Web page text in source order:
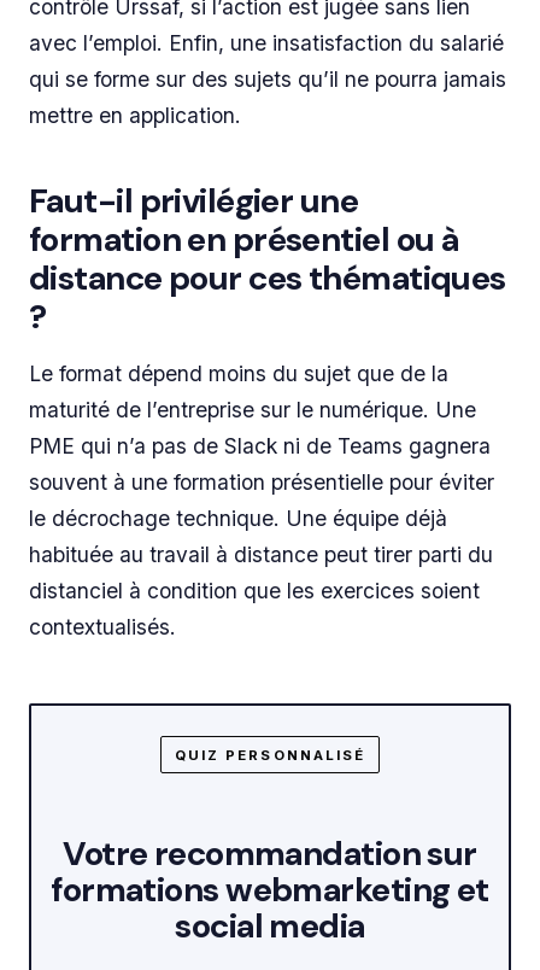
contrôle Urssaf, si l’action est jugée sans lien
avec l’emploi. Enfin, une insatisfaction du salarié
qui se forme sur des sujets qu’il ne pourra jamais
mettre en application.
Faut-il privilégier une
formation en présentiel ou à
distance pour ces thématiques
?
Le format dépend moins du sujet que de la
maturité de l’entreprise sur le numérique. Une
PME qui n’a pas de Slack ni de Teams gagnera
souvent à une formation présentielle pour éviter
le décrochage technique. Une équipe déjà
habituée au travail à distance peut tirer parti du
distanciel à condition que les exercices soient
contextualisés.
QUIZ PERSONNALISÉ
Votre recommandation sur
formations webmarketing et
social media